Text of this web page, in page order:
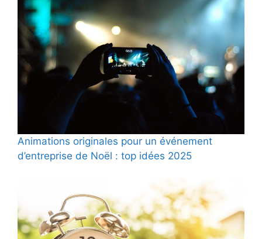
Animations originales pour un événement
d’entreprise de Noël : top idées 2025